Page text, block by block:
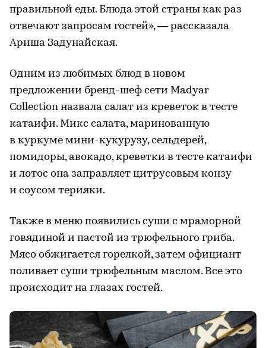
правильной еды. Блюда этой страны как раз
отвечают запросам гостей», — рассказала
Ариша Задунайская.
Одним из любимых блюд в новом
предложении бренд-шеф сети Madyar
Collection назвала салат из креветок в тесте
катаифи. Микс салата, маринованную
в куркуме мини-кукурузу, сельдерей,
помидоры, авокадо, креветки в тесте катаифи
и лотос она заправляет цитрусовым конзу
и соусом терияки.
Также в меню появились суши с мраморной
говядиной и пастой из трюфельного гриба.
Мясо обжигается горелкой, затем официант
поливает суши трюфельным маслом. Все это
происходит на глазах гостей.